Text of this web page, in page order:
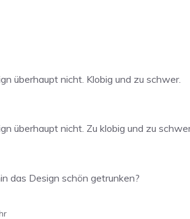
überhaupt nicht. Klobig und zu schwer.
überhaupt nicht. Zu klobig und zu
das Design schön getrunken?